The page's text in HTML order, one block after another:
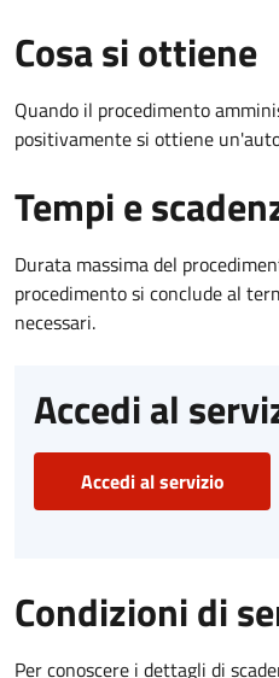
Cosa si ottiene
Quando il procedimento
positivamente si ottiene
Tempi e
Durata massima del
procedimento si conclude al
necessari.
Accedi al
Accedi al servizio
Condizioni di
Per conoscere i dettagli di